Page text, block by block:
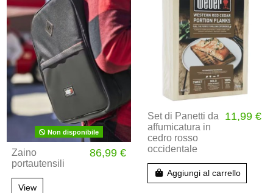
Non disponibile
Zaino
portautensili
86,99 €
View
Set di Panetti da
affumicatura in
cedro rosso
occidentale
11,99 €
Aggiungi al carrello